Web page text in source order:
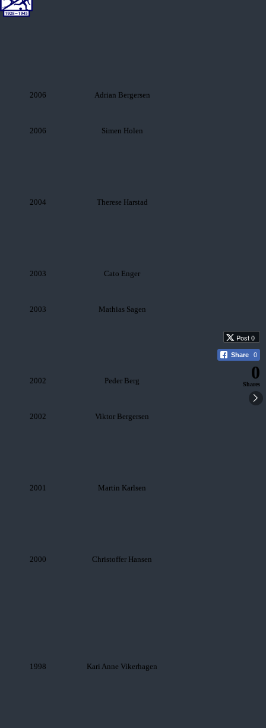
2006 Adrian Bergersen
2006 Simen Holen
2004 Therese Harstad
2003 Cato Enger
2003 Mathias Sagen
2002 Peder Berg
2002 Viktor Bergersen
2001 Martin Karlsen
2000 Christoffer Hansen
1998 Kari Anne Vikerhagen
Post 0
Share 0
0
Shares